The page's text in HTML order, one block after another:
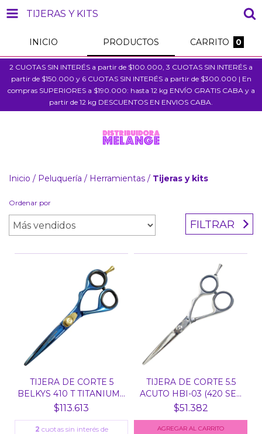
TIJERAS Y KITS
INICIO PRODUCTOS CARRITO 0
2 CUOTAS SIN INTERÉS a partir de $100.000, 3 CUOTAS SIN INTERÉS a
partir de $150.000 y 6 CUOTAS SIN INTERÉS a partir de $300.000 | En
compras SUPERIORES a $190.000: hasta 12 kg ENVÍO GRATIS CABA y a
partir de 12 kg DESCUENTOS EN ENVIOS CABA.
Inicio / Peluquería / Herramientas / Tijeras y kits
Ordenar por
FILTRAR
TIJERA DE CORTE 5
BELKYS 410 T TITANIUM...
$113.613
2 cuotas sin interés de
TIJERA DE CORTE 5.5
ACUTO HBI-03 (420 SE...
$51.382